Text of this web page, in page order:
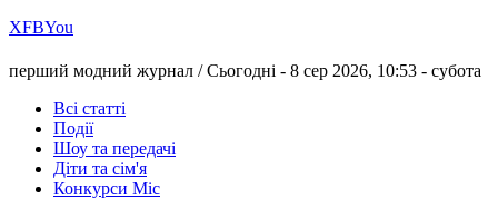
ХFBYou
перший модний журнал /Сьогодні - 8 сер 2026, 10:53 - субота
Всі статті
Події
Шоу та передачі
Діти та сім'я
Конкурси Міс